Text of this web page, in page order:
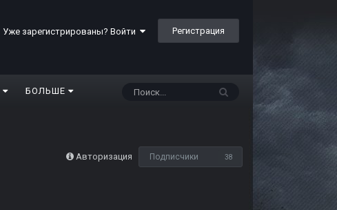
Уже зарегистрированы? Войти Регистрация
БОЛЬШЕ
Авторизация Подписчики 38